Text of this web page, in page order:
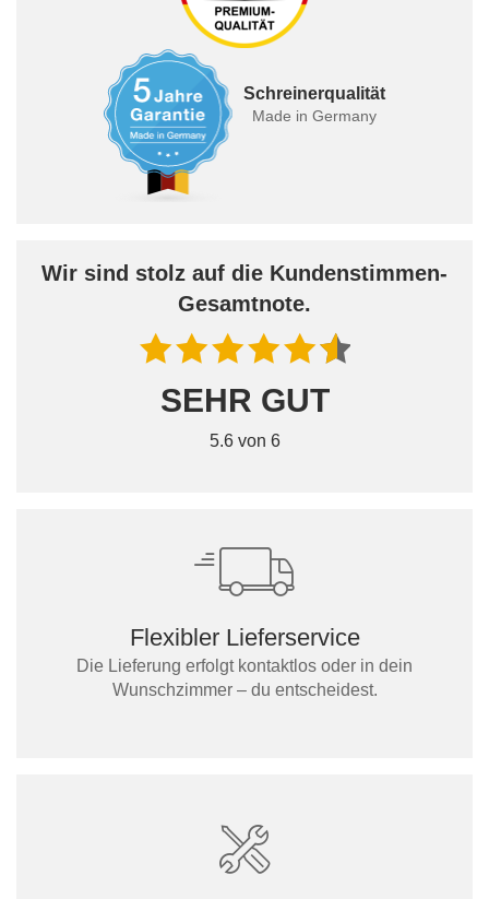
Schreinerqualität
Made in Germany
Wir sind stolz auf die Kundenstimmen-
Gesamtnote.
SEHR GUT
5.6 von 6
Flexibler Lieferservice
Die Lieferung erfolgt kontaktlos oder in dein
Wunschzimmer – du entscheidest.